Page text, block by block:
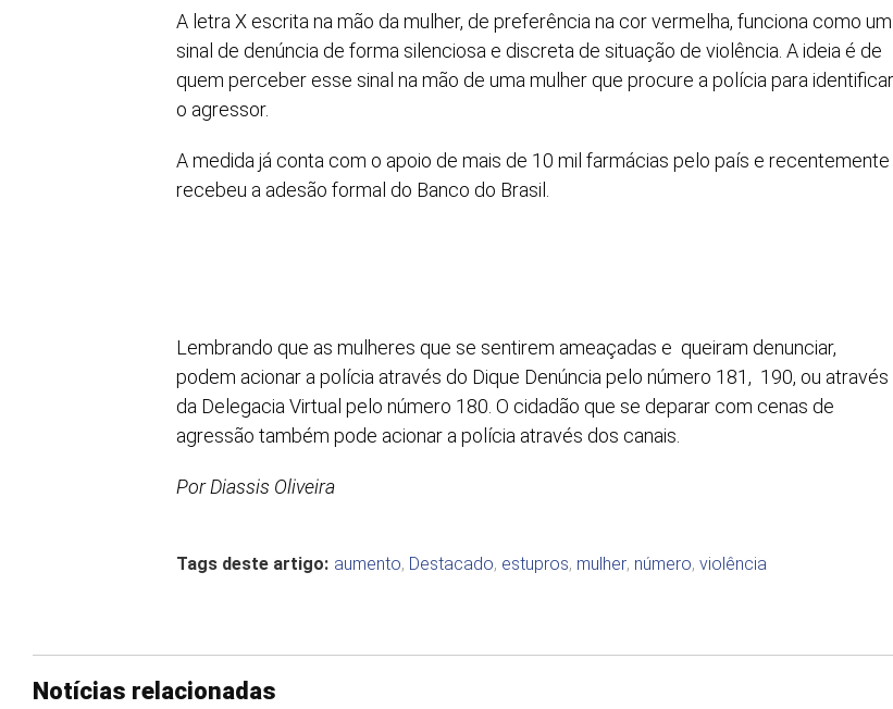
A letra X escrita na mão da mulher, de preferência na cor vermelha, funciona como um
sinal de denúncia de forma silenciosa e discreta de situação de violência. A ideia é de
quem perceber esse sinal na mão de uma mulher que procure a polícia para identificar
o agressor.
A medida já conta com o apoio de mais de 10 mil farmácias pelo país e recentemente
recebeu a adesão formal do Banco do Brasil.
Lembrando que as mulheres que se sentirem ameaçadas e queiram denunciar,
podem acionar a polícia através do Dique Denúncia pelo número 181, 190, ou através
da Delegacia Virtual pelo número 180. O cidadão que se deparar com cenas de
agressão também pode acionar a polícia através dos canais.
Por Diassis Oliveira
Tags deste artigo: aumento, Destacado, estupros, mulher, número, violência
Notícias relacionadas